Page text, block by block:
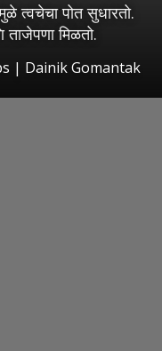
त्वचेचा पोत सुधारतो.
मिळतो.
| Dainik Gomantak